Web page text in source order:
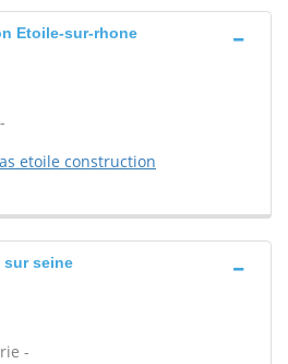
Etoile-sur-rhone
etoile construction
sur seine
-